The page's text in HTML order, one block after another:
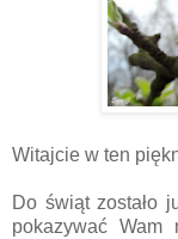
Witajcie w ten
Do świąt zostało
pokazywać Wam